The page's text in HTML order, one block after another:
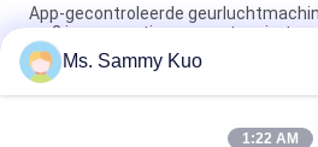
App-gecontroleerde
en 2 jaar garantie voor grote ruimtes
App-gecontroleerde
en duurzame metalen schel voor
Ms. Sammy Kuo
1:22 AM